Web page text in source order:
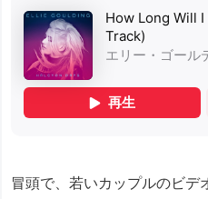
冒頭で、若いカップルのビデ